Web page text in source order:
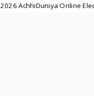
2026 AchhiDuniya Online